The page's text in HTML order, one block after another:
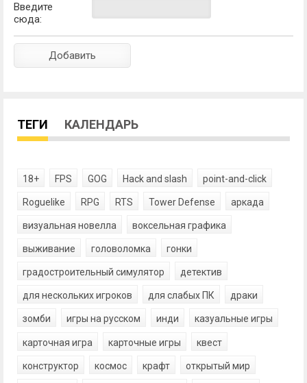
Введите
сюда:
ТЕГИ КАЛЕНДАРЬ
18+ FPS GOG Hack and slash point-and-click
Roguelike RPG RTS Tower Defense аркада
визуальная новелла воксельная графика
выживание головоломка гонки
градостроительный симулятор детектив
для нескольких игроков для слабых ПК драки
зомби игры на русском инди казуальные игры
карточная игра карточные игры квест
конструктор космос крафт открытый мир